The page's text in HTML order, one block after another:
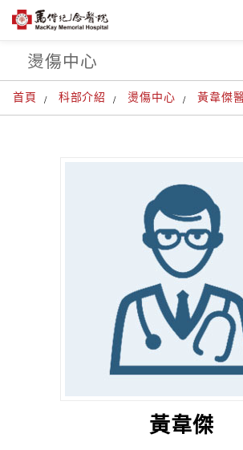
首頁 科部介紹 燙傷中心 黃韋傑
燙傷中心
黃韋傑